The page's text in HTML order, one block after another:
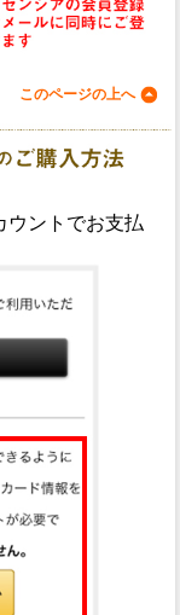
このページの上へ
ウントでお支払